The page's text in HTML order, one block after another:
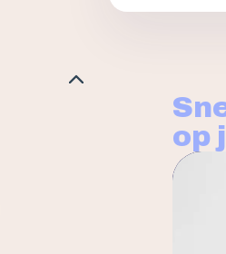
op